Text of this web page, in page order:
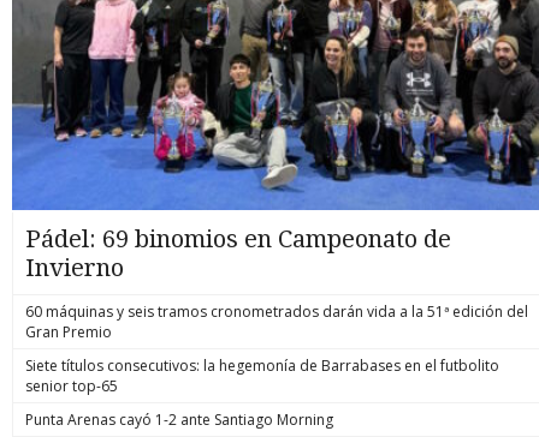
Pádel: 69 binomios en Campeonato de
Invierno
60 máquinas y seis tramos cronometrados darán vida a la 51ª edición del
Gran Premio
Siete títulos consecutivos: la hegemonía de Barrabases en el futbolito
senior top-65
Punta Arenas cayó 1-2 ante Santiago Morning